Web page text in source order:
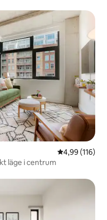
4,99 av 5 i
4,99 (116)
läge i centrum